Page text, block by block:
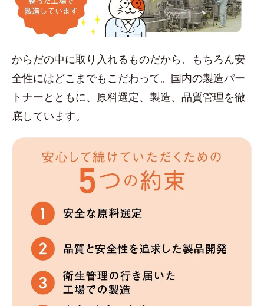
からだの中に取り入れるものだから、もちろん安
全性にはどこまでもこだわって。国内の製造パー
トナーとともに、原料選定、製造、品質管理を徹
底しています。